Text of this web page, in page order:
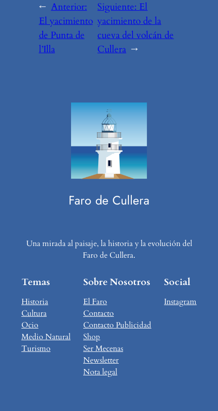
← Anterior:
El yacimiento
de Punta de
l’Illa
Siguiente:El
yacimiento de la
cueva del volcán de
Cullera →
Faro de Cullera
Una mirada al paisaje, la historia y la evolución del
Faro de Cullera.
Temas
Historia
Cultura
Ocio
Medio Natural
Turismo
Sobre Nosotros
El Faro
Contacto
Contacto Publicidad
Shop
Ser Mecenas
Newsletter
Nota legal
Social
Instagram